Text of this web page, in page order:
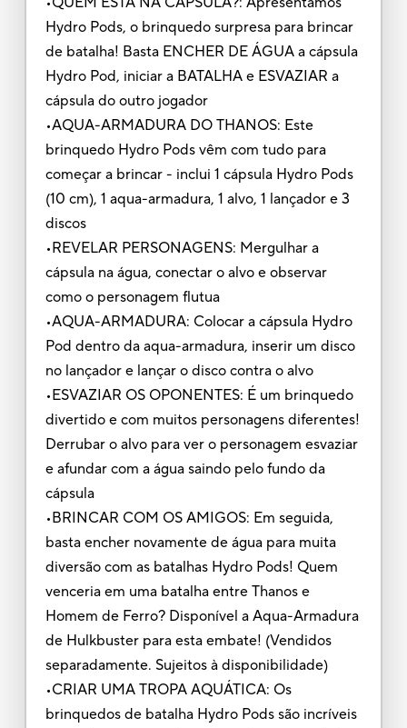
Hydro Pods, o brinquedo surpresa para brincar
de batalha! Basta ENCHER DE ÁGUA a cápsula
Hydro Pod, iniciar a BATALHA e ESVAZIAR a
cápsula do outro jogador
•AQUA-ARMADURA DO THANOS: Este
brinquedo Hydro Pods vêm com tudo para
começar a brincar - inclui 1 cápsula Hydro Pods
(10 cm), 1 aqua-armadura, 1 alvo, 1 lançador e 3
discos
•REVELAR PERSONAGENS: Mergulhar a
cápsula na água, conectar o alvo e observar
como o personagem flutua
•AQUA-ARMADURA: Colocar a cápsula Hydro
Pod dentro da aqua-armadura, inserir um disco
no lançador e lançar o disco contra o alvo
•ESVAZIAR OS OPONENTES: É um brinquedo
divertido e com muitos personagens diferentes!
Derrubar o alvo para ver o personagem esvaziar
e afundar com a água saindo pelo fundo da
cápsula
•BRINCAR COM OS AMIGOS: Em seguida,
basta encher novamente de água para muita
diversão com as batalhas Hydro Pods! Quem
venceria em uma batalha entre Thanos e
Homem de Ferro? Disponível a Aqua-Armadura
de Hulkbuster para esta embate! (Vendidos
separadamente. Sujeitos à disponibilidade)
•CRIAR UMA TROPA AQUÁTICA: Os
brinquedos de batalha Hydro Pods são incríveis